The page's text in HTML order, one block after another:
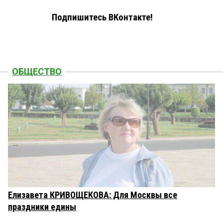
Подпишитесь ВКонтакте!
ОБЩЕСТВО
Елизавета КРИВОЩЕКОВА: Для Москвы все
праздники едины